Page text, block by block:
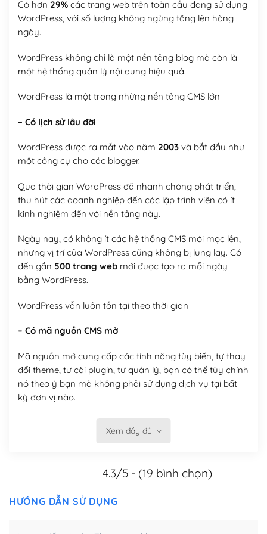
Có hơn 29%các trang web trên toàn cầu đang sử dụng
WordPress, với số lượng không ngừng tăng lên hàng
ngày.
WordPress không chỉ là một nền tảng blog mà còn là
một hệ thống quản lý nội dung hiệu quả.
WordPress là một trong những nền tảng CMS lớn
– Có lịch sử lâu đời
WordPress được ra mắt vào năm 2003và bắt đầu như
một công cụ cho các blogger.
Qua thời gian WordPress đã nhanh chóng phát triển,
thu hút các doanh nghiệp đến các lập trình viên có ít
kinh nghiệm đến với nền tảng này.
Ngày nay, có không ít các hệ thống CMS mới mọc lên,
nhưng vị trí của WordPress cũng không bị lung lay. Có
đến gần 500 trang webmới được tạo ra mỗi ngày
bằng WordPress.
WordPress vẫn luôn tồn tại theo thời gian
– Có mã nguồn CMS mở
Mã nguồn mở cung cấp các tính năng tùy biến, tự thay
đổi theme, tự cài plugin, tự quản lý, bạn có thể tùy chỉnh
nó theo ý bạn mà không phải sử dụng dịch vụ tại bất
kỳ đơn vị nào.
Xem đầy đủ
4.3/5 - (19 bình chọn)
HƯỚNG DẪN SỬ DỤNG